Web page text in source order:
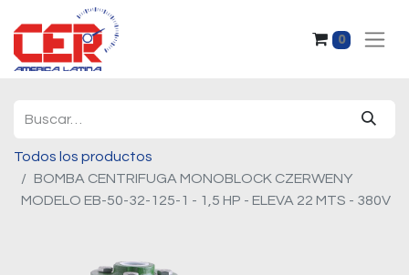
0
Todos los productos
BOMBA CENTRIFUGA MONOBLOCK CZERWENY
MODELO EB-50-32-125-1 - 1,5 HP - ELEVA 22 MTS - 380V